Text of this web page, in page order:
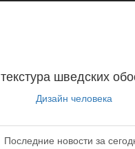
текстура шведских
Дизайн человека
Последние новости за